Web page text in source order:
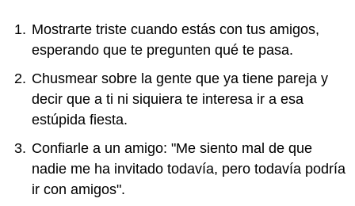
Mostrarte triste cuando estás con tus amigos,
esperando que te pregunten qué te pasa.
Chusmear sobre la gente que ya tiene pareja y
decir que a ti ni siquiera te interesa ir a esa
estúpida fiesta.
Confiarle a un amigo: "Me siento mal de que
nadie me ha invitado todavía, pero todavía podría
ir con amigos".